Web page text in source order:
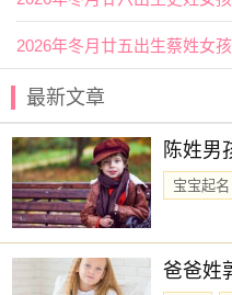
2026年冬月廿五出生蔡姓女
最新文章
陈姓男
宝宝起名
爸爸姓